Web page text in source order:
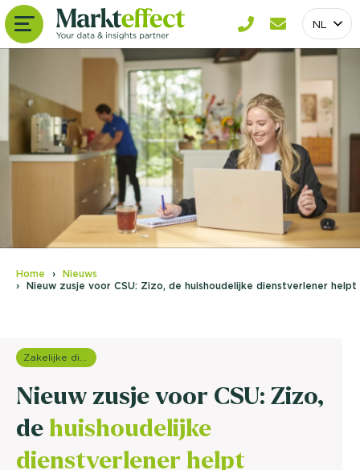
NL
Home
Nieuws
Nieuw zusje voor CSU: Zizo, de huishoudelijke dienstverlener
Zakelijke dienstverlening (B2B)
Nieuw zusje voor CSU: Zizo,
de huishoudelijke
dienstverlener helpt